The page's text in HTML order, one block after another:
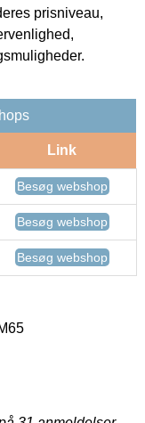
prisniveau,
Link
Besøg webshop
Besøg webshop
Besøg webshop